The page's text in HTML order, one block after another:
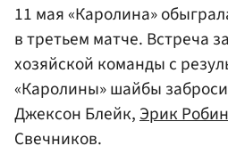
11 мая «Каролина»
в третьем матче. Встреча
хозяйской команды с
«Каролины» шайбы
Джексон Блейк,Эрик
Свечников.